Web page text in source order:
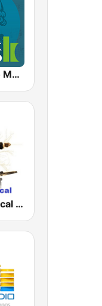
Klassik Radio Mozart
Bravo! Classical Music